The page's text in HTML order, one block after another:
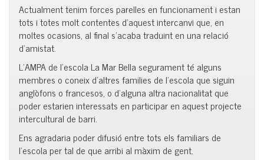
Actualment tenim forces parelles en funcionament i estan
tots i totes molt contentes d’aquest intercanvi que, en
moltes ocasions, al final s’acaba traduint en una relació
d’amistat.
L’AMPA de l’escola La Mar Bella segurament té alguns
membres o coneix d’altres families de l’escola que siguin
anglòfons o francesos, o d’alguna altra nacionalitat que
poder estarien interessats en participar en aquest projecte
intercultural de barri.
Ens agradaria poder difusió entre tots els familiars de
l’escola per tal de que arribi al màxim de gent.